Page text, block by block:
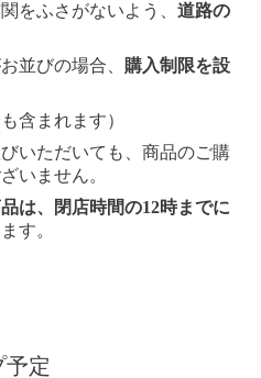
をふさがないよう、 道路の
並びの場合、 購入制限を設
含まれます）
いただいても、商品のご購
いません。
は、閉店時間の12時までに
す。
予定